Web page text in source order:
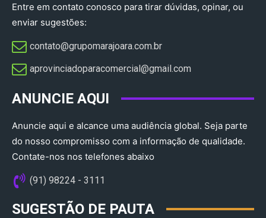
Entre em contato conosco para tirar dúvidas, opinar, ou
enviar sugestões:
contato@grupomarajoara.com.br
aprovinciadoparacomercial@gmail.com​
ANUNCIE AQUI
Anuncie aqui e alcance uma audiência global. Seja parte
do nosso compromisso com a informação de qualidade.
Contate-nos nos telefones abaixo
(91) 98224 - 3111
SUGESTÃO DE PAUTA